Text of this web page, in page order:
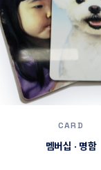
CARD
멤버십 · 명함